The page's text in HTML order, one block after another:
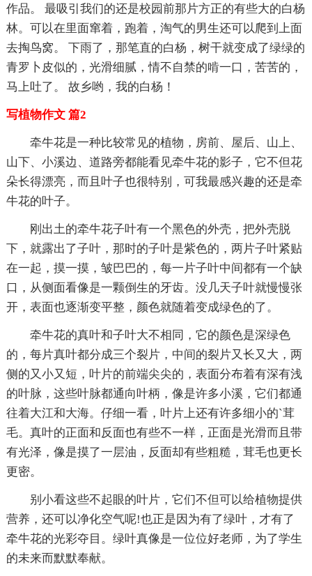
作品。 最吸引我们的还是校园前那片方正的有些大的白杨
林。可以在里面窜着，跑着，淘气的男生还可以爬到上面
去掏鸟窝。 下雨了，那笔直的白杨，树干就变成了绿绿的
青罗卜皮似的，光滑细腻，情不自禁的啃一口，苦苦的，
马上吐了。 故乡哟，我的白杨！
写植物作文 篇2
牵牛花是一种比较常见的植物，房前、屋后、山上、
山下、小溪边、道路旁都能看见牵牛花的影子，它不但花
朵长得漂亮，而且叶子也很特别，可我最感兴趣的还是牵
牛花的叶子。
刚出土的牵牛花子叶有一个黑色的外壳，把外壳脱
下，就露出了子叶，那时的子叶是紫色的，两片子叶紧贴
在一起，摸一摸，皱巴巴的，每一片子叶中间都有一个缺
口，从侧面看像是一颗倒生的牙齿。没几天子叶就慢慢张
开，表面也逐渐变平整，颜色就随着变成绿色的了。
牵牛花的真叶和子叶大不相同，它的颜色是深绿色
的，每片真叶都分成三个裂片，中间的裂片又长又大，两
侧的又小又短，叶片的前端尖尖的，表面分布着有深有浅
的叶脉，这些叶脉都通向叶柄，像是许多小溪，它们都通
往着大江和大海。仔细一看，叶片上还有许多细小的`茸
毛。真叶的正面和反面也有些不一样，正面是光滑而且带
有光泽，像是摸了一层油，反面却有些粗糙，茸毛也更长
更密。
别小看这些不起眼的叶片，它们不但可以给植物提供
营养，还可以净化空气呢!也正是因为有了绿叶，才有了
牵牛花的光彩夺目。绿叶真像是一位位好老师，为了学生
的未来而默默奉献。